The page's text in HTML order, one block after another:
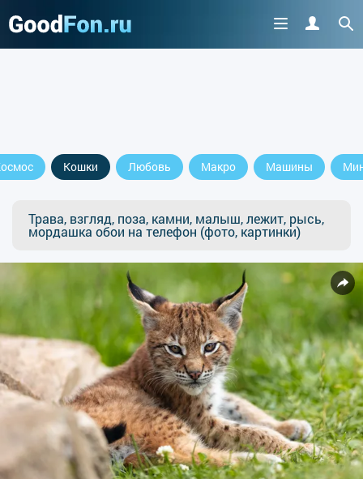
Кошки Любовь Макро Машины
Трава, взгляд, поза, камни, малыш, лежит, рысь,
мордашка обои на телефон (фото, картинки)